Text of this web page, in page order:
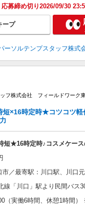
応募締め切り2026/09/30
ープ
ーソルテンプスタッフ株式
フ株式会社 フィールドワーク
短×16時定時★コツコツ軽
短★16時定時♪コスメケー
市／最寄駅：川口駅、川
線「川口」駅より民間バス
（実働6時間、休憩1時間